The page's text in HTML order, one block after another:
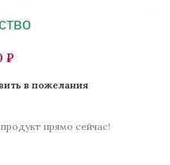
₽
в пожелания
прямо сейчас!